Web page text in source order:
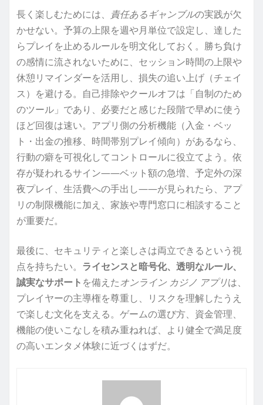
長く楽しむためには、 責任あるギャンブルの実践が欠
かせない。予算の上限を週や月単位で設定し、達した
らプレイを止めるルールを明文化しておく。勝ち負け
の感情に流されないために、セッション時間の上限や
休憩リマインダーを活用し、損失の追い上げ（チェイ
ス）を避ける。自己排除やクールオフは「自制のため
のツール」であり、必要だと感じた段階で早めに使う
ほど回復は速い。アプリ側の分析機能（入金・ベッ
ト・出金の推移、時間帯別プレイ傾向）があるなら、
行動の癖を可視化してコントロールに役立てよう。依
存が疑われるサイン——ベット額の急増、予定外の深
夜プレイ、生活費への手出し——が見られたら、アプ
リの制限機能に加え、家族や専門窓口に相談すること
が重要だ。
最後に、セキュリティと楽しさは両立できるという視
点を持ちたい。 ライセンスと暗号化、透明なルール、
誠実なサポート を備えたオンライン カジノ アプリは、
プレイヤーの主導権を尊重し、リスクを理解したうえ
で楽しむ文化を支える。ゲームの選び方、資金管理、
機能の使いこなしを積み重ねれば、より健全で満足度
の高いエンタメ体験に近づくはずだ。